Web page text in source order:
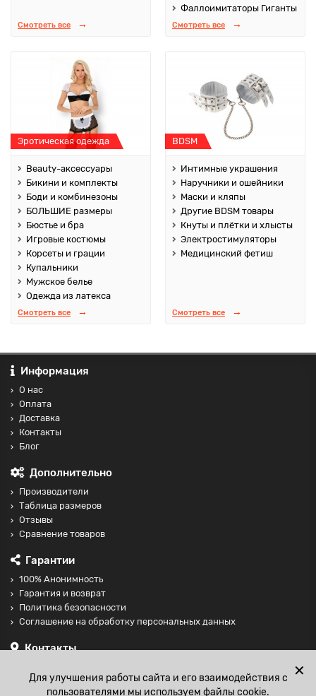
Смотреть все
Фаллоимитаторы Гиганты
Смотреть все
Эротическая одежда
Beauty-аксессуары
Бикини и комплекты
Боди и комбинезоны
БОЛЬШИЕ размеры
Бюстье и бра
Игровые костюмы
Корсеты и грации
Купальники
Мужское белье
Одежда из латекса
Смотреть все
BDSM
Интимные украшения
Наручники и ошейники
Маски и кляпы
Другие BDSM товары
Кнуты и плётки и хлысты
Электростимуляторы
Медицинский фетиш
Смотреть все
Информация
О нас
Оплата
Доставка
Контакты
Блог
Дополнительно
Производители
Таблица размеров
Отзывы
Сравнение товаров
Гарантии
100% Анонимность
Гарантия и возврат
Политика безопасности
Соглашение на обработку персональных данных
Контакты
sales@fisting-shop.ru
✕
Для улучшения работы сайта и его взаимодействия с
пользователями мы используем файлы cookie.